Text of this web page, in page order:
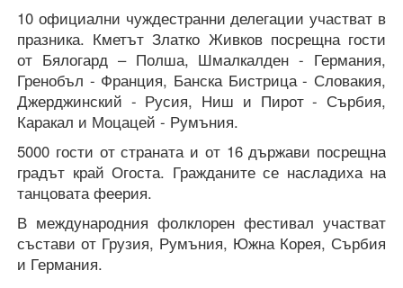
10 официални чуждестранни делегации участват в
празника. Кметът Златко Живков посрещна гости
от Бялогард – Полша, Шмалкалден - Германия,
Гренобъл - Франция, Банска Бистрица - Словакия,
Джерджинский - Русия, Ниш и Пирот - Сърбия,
Каракал и Моцацей - Румъния.
5000 гости от страната и от 16 държави посрещна
градът край Огоста. Гражданите се насладиха на
танцовата феерия.
В международния фолклорен фестивал участват
състави от Грузия, Румъния, Южна Корея, Сърбия
и Германия.